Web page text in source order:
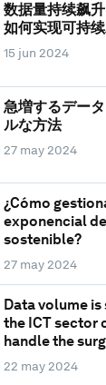
数据量持续飙
如何实现可持
15 jun 2024
急増するデー
ルな方法
27 may 2024
¿Cómo
exponencial
sostenible?
27 may 2024
Data volume is
the ICT sector
handle the
22 may 2024